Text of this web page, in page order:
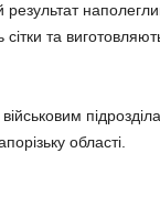
сітки та
області.